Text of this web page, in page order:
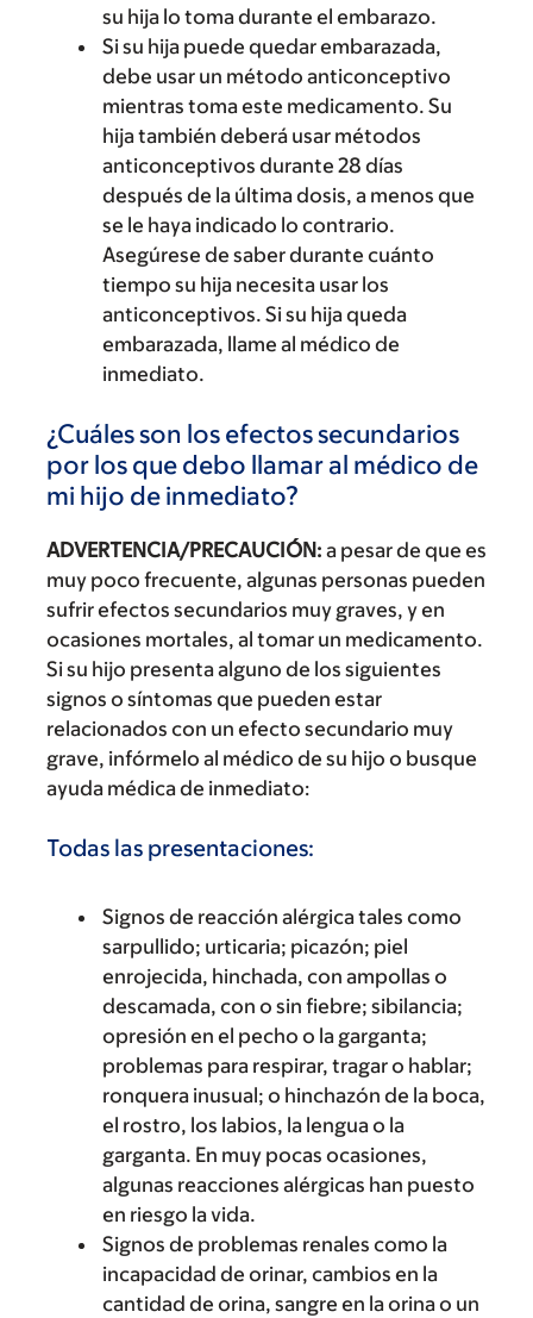
su hija lo toma durante el embarazo.
Si su hija puede quedar embarazada,
debe usar un método anticonceptivo
mientras toma este medicamento. Su
hija también deberá usar métodos
anticonceptivos durante 28 días
después de la última dosis, a menos que
se le haya indicado lo contrario.
Asegúrese de saber durante cuánto
tiempo su hija necesita usar los
anticonceptivos. Si su hija queda
embarazada, llame al médico de
inmediato.
¿Cuáles son los efectos secundarios
por los que debo llamar al médico de
mi hijo de inmediato?
ADVERTENCIA/PRECAUCIÓN: a pesar de que es
muy poco frecuente, algunas personas pueden
sufrir efectos secundarios muy graves, y en
ocasiones mortales, al tomar un medicamento.
Si su hijo presenta alguno de los siguientes
signos o síntomas que pueden estar
relacionados con un efecto secundario muy
grave, infórmelo al médico de su hijo o busque
ayuda médica de inmediato:
Todas las presentaciones:
Signos de reacción alérgica tales como
sarpullido; urticaria; picazón; piel
enrojecida, hinchada, con ampollas o
descamada, con o sin fiebre; sibilancia;
opresión en el pecho o la garganta;
problemas para respirar, tragar o hablar;
ronquera inusual; o hinchazón de la boca,
el rostro, los labios, la lengua o la
garganta. En muy pocas ocasiones,
algunas reacciones alérgicas han puesto
en riesgo la vida.
Signos de problemas renales como la
incapacidad de orinar, cambios en la
cantidad de orina, sangre en la orina o un